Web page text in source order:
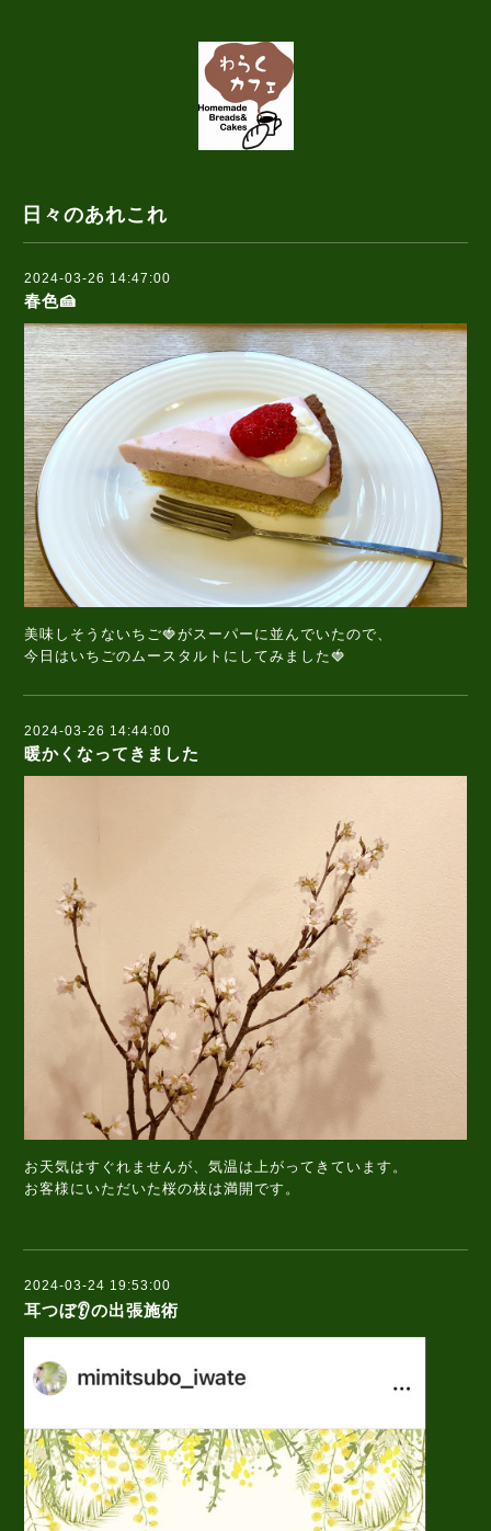
日々のあれこれ
2024-03-26 14:47:00
春色🍰
美味しそうないちご🍓がスーパーに並んでいたので、
今日はいちごのムースタルトにしてみました🍓
2024-03-26 14:44:00
暖かくなってきました
お天気はすぐれませんが、気温は上がってきています。
お客様にいただいた桜の枝は満開です。
2024-03-24 19:53:00
耳つぼ👂の出張施術